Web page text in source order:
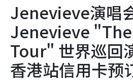
Jenevieve演唱
Jenevieve "The
Tour" 世界巡回
香港站信用卡预